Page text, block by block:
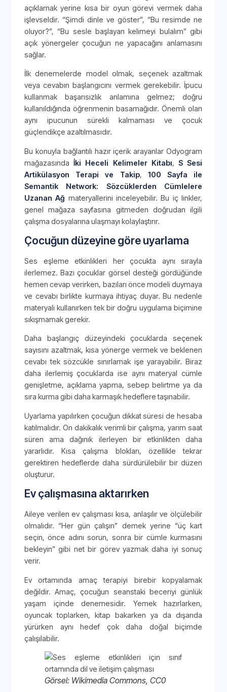
açıklamak yerine kısa bir oyun görevi vermek daha
işlevseldir. “Şimdi dinle ve göster”, “Bu resimde ne
oluyor?”, “Bu sesle başlayan kelimeyi bulalım” gibi
açık yönergeler çocuğun ne yapacağını anlamasını
sağlar.
İlk denemelerde model olmak, seçenek azaltmak
veya cevabın başlangıcını vermek gerekebilir. İpucu
kullanmak başarısızlık anlamına gelmez; doğru
kullanıldığında öğrenmenin basamağıdır. Önemli olan
aynı ipucunun sürekli kalmaması ve çocuk
güçlendikçe azaltılmasıdır.
Bu konuyla bağlantılı hazır içerik arayanlar Odyogram
mağazasındaİki Heceli Kelimeler Kitabı, S Sesi
Artikülasyon Terapi ve Takip, 100 Sayfa ile
Semantik Network: Sözcüklerden Cümlelere
Uzanan Ağ materyallerini inceleyebilir. Bu iç linkler,
genel mağaza sayfasına gitmeden doğrudan ilgili
çalışma dosyalarına ulaşmayı kolaylaştırır.
Çocuğun düzeyine göre uyarlama
Ses eşleme etkinlikleri her çocukta aynı sırayla
ilerlemez. Bazı çocuklar görsel desteği gördüğünde
hemen cevap verirken, bazıları önce modeli duymaya
ve cevabı birlikte kurmaya ihtiyaç duyar. Bu nedenle
materyali kullanırken tek bir doğru uygulama biçimine
sıkışmamak gerekir.
Daha başlangıç düzeyindeki çocuklarda seçenek
sayısını azaltmak, kısa yönerge vermek ve beklenen
cevabı tek sözcükle sınırlamak işe yarayabilir. Biraz
daha ilerlemiş çocuklarda ise aynı materyal cümle
genişletme, açıklama yapma, sebep belirtme ya da
sıra kurma gibi daha karmaşık hedeflere taşınabilir.
Uyarlama yapılırken çocuğun dikkat süresi de hesaba
katılmalıdır. On dakikalık verimli bir çalışma, yarım saat
süren ama dağınık ilerleyen bir etkinlikten daha
yararlıdır. Kısa çalışma blokları, özellikle tekrar
gerektiren hedeflerde daha sürdürülebilir bir düzen
oluşturur.
Ev çalışmasına aktarırken
Aileye verilen ev çalışması kısa, anlaşılır ve ölçülebilir
olmalıdır. “Her gün çalışın” demek yerine “üç kart
seçin, önce adını sorun, sonra bir cümle kurmasını
bekleyin” gibi net bir görev yazmak daha iyi sonuç
verir.
Ev ortamında amaç terapiyi birebir kopyalamak
değildir. Amaç, çocuğun seanstaki beceriyi günlük
yaşam içinde denemesidir. Yemek hazırlarken,
oyuncak toplarken, kitap bakarken ya da dışarıda
yürürken aynı hedef çok daha doğal biçimde
çalışılabilir.
Görsel: Wikimedia Commons, CC0